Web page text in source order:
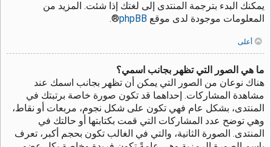
يمكنك البدء بترجمة المنتدى إلى لغتك إذا شئت. المزيد من
المعلومات موجودة لدى موقع phpBB
®.
أعلى
ما هي الصور التي تظهر بجانب اسمي؟
هناك نوعان من الصور التي يمكن أن تظهر بجانب اسمك عند
مشاهدة المشاركات. إحداهما قد تكون صورة خاصة برتبتك في
المنتدى، بشكل عام فهي تكون على شكل نجوم، مربعات أو نقاط،
وهي توضح عدد المشاركات التي قمت بكتابتها أو حالتك في
المنتدى. الصورة الثانية، والتي في الغالب تكون بحجم أكبر، تعرف